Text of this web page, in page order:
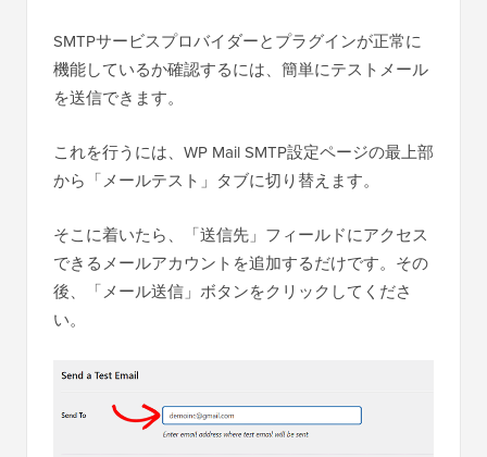
SMTPサービスプロバイダーとプラグインが正常に
機能しているか確認するには、簡単にテストメール
を送信できます。
これを行うには、WP Mail SMTP設定ページの最上部
から「メールテスト」タブに切り替えます。
そこに着いたら、「送信先」フィールドにアクセス
できるメールアカウントを追加するだけです。その
後、「メール送信」ボタンをクリックしてくださ
い。